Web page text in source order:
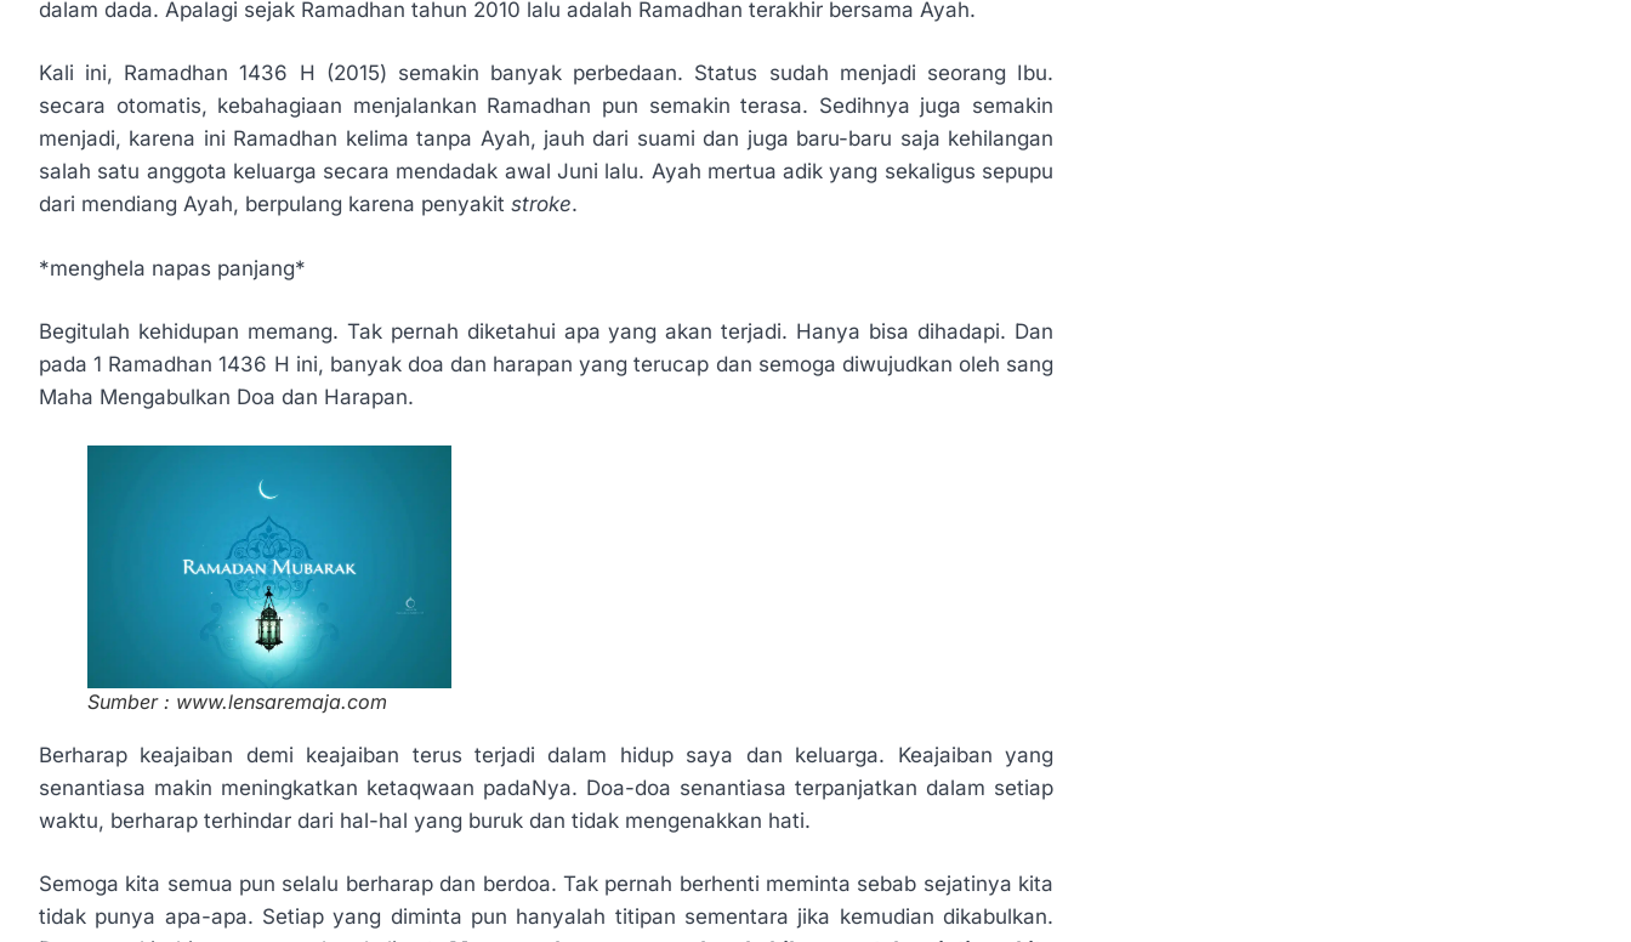
dalam dada. Apalagi sejak Ramadhan tahun 2010 lalu adalah Ramadhan terakhir bersama Ayah.
Kali ini, Ramadhan 1436 H (2015) semakin banyak perbedaan. Status sudah menjadi seorang Ibu.
secara otomatis, kebahagiaan menjalankan Ramadhan pun semakin terasa. Sedihnya juga semakin
menjadi, karena ini Ramadhan kelima tanpa Ayah, jauh dari suami dan juga baru-baru saja kehilangan
salah satu anggota keluarga secara mendadak awal Juni lalu. Ayah mertua adik yang sekaligus sepupu
dari mendiang Ayah, berpulang karena penyakit stroke.
*menghela napas panjang*
Begitulah kehidupan memang. Tak pernah diketahui apa yang akan terjadi. Hanya bisa dihadapi. Dan
pada 1 Ramadhan 1436 H ini, banyak doa dan harapan yang terucap dan semoga diwujudkan oleh sang
Maha Mengabulkan Doa dan Harapan.
Sumber : www.lensaremaja.com
Berharap keajaiban demi keajaiban terus terjadi dalam hidup saya dan keluarga. Keajaiban yang
senantiasa makin meningkatkan ketaqwaan padaNya. Doa-doa senantiasa terpanjatkan dalam setiap
waktu, berharap terhindar dari hal-hal yang buruk dan tidak mengenakkan hati.
Semoga kita semua pun selalu berharap dan berdoa. Tak pernah berhenti meminta sebab sejatinya kita
tidak punya apa-apa. Setiap yang diminta pun hanyalah titipan sementara jika kemudian dikabulkan.